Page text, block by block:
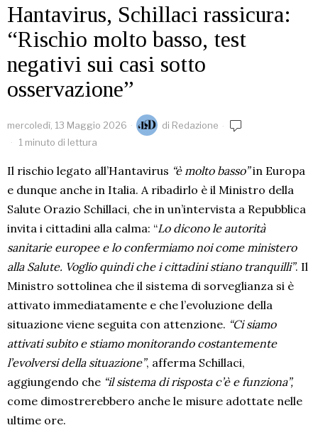
Hantavirus, Schillaci rassicura:
“Rischio molto basso, test
negativi sui casi sotto
osservazione”
mercoledì, 13 Maggio 2026 di Redazione
1 minuto di lettura
Il rischio legato all’Hantavirus “è molto basso”in Europa
e dunque anche in Italia. A ribadirlo è il Ministro della
Salute Orazio Schillaci, che in un’intervista a Repubblica
invita i cittadini alla calma: “Lo dicono le autorità
sanitarie europee e lo confermiamo noi come ministero
alla Salute. Voglio quindi che i cittadini stiano tranquilli”. Il
Ministro sottolinea che il sistema di sorveglianza si è
attivato immediatamente e che l’evoluzione della
situazione viene seguita con attenzione. “Ci siamo
attivati subito e stiamo monitorando costantemente
l’evolversi della situazione”, afferma Schillaci,
aggiungendo che “il sistema di risposta c’è e funziona”,
come dimostrerebbero anche le misure adottate nelle
ultime ore.